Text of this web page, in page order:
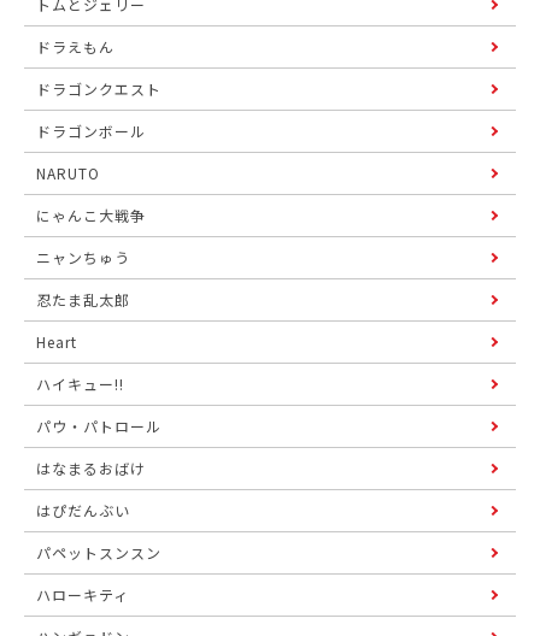
トムとジェリー
ドラえもん
ドラゴンクエスト
ドラゴンボール
NARUTO
にゃんこ大戦争
ニャンちゅう
忍たま乱太郎
Heart
ハイキュー!!
パウ・パトロール
はなまるおばけ
はぴだんぶい
パペットスンスン
ハローキティ